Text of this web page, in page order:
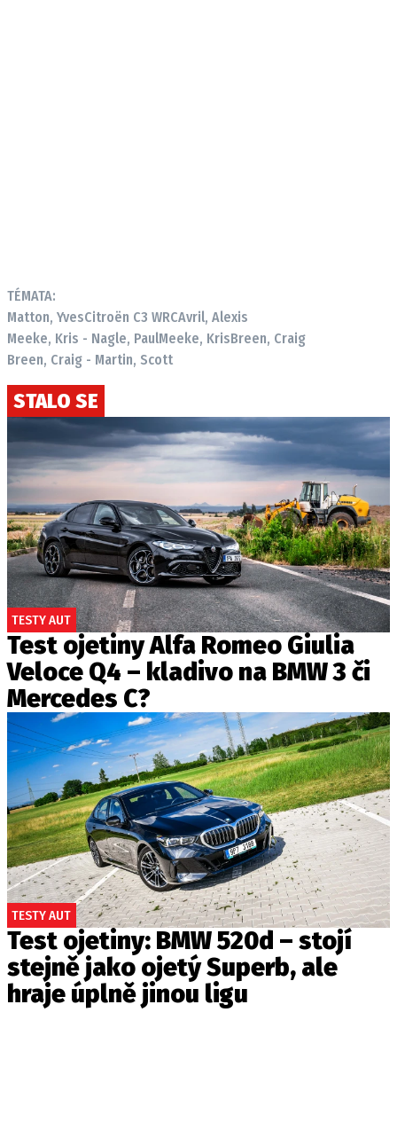
TÉMATA:
Matton, YvesCitroën C3 WRCAvril, Alexis
Meeke, Kris - Nagle, PaulMeeke, KrisBreen, Craig
Breen, Craig - Martin, Scott
STALO SE
TESTY AUT
Test ojetiny Alfa Romeo Giulia
Veloce Q4 – kladivo na BMW 3 či
Mercedes C?
TESTY AUT
Test ojetiny: BMW 520d – stojí
stejně jako ojetý Superb, ale
hraje úplně jinou ligu